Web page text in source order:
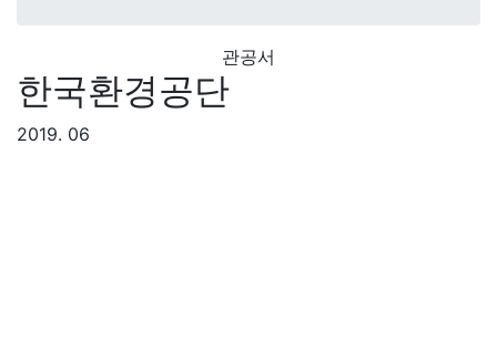
관공서
한국환경공단
2019. 06